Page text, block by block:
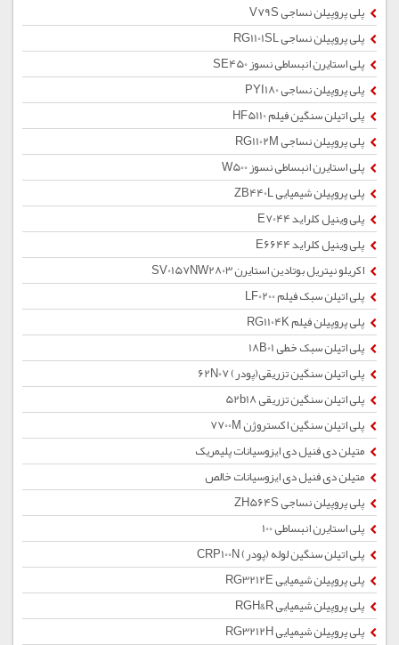
پلی پروپیلن نساجی V79S
پلی پروپیلن نساجی RG1101SL
پلی استایرن انبساطی نسوز SE450
پلی پروپیلن نساجی PYI180
پلی اتیلن سنگین فیلم HF5110
پلی پروپیلن نساجی RG1102M
پلی استایرن انبساطی نسوز W500
پلی پروپیلن شیمیایی ZB440L
پلی وینیل کلراید E7044
پلی وینیل کلراید E6644
اکریلو نیتریل بوتادین استایرن SV0157NW2803
پلی اتیلن سبک فیلم LF0200
پلی پروپیلن فیلم RG1104K
پلی اتیلن سبک خطی 18B01
پلی اتیلن سنگین تزریقی(پودر) 62N07
پلی اتیلن سنگین تزریقی 52b18
پلی اتیلن سنگین اکستروژن 7700M
متیلن دی فنیل دی ایزوسیانات پلیمریک
متیلن دی فنیل دی ایزوسیانات خالص
پلی پروپیلن نساجی ZH564S
پلی استایرن انبساطی 100
پلی اتیلن سنگین لوله (پودر) CRP100N
پلی پروپیلن شیمیایی RG3212E
پلی پروپیلن شیمیایی RGH&R
پلی پروپیلن شیمیایی RG3212H